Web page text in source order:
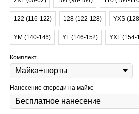
122 (116-122) 128 (122-128) YXS
YM (140-146) YL (146-152) YXL (154-
Комплект
Нанесение спереди на майке